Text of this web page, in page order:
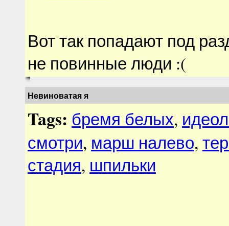
Вот так попадают под
не повинные люди :(
Невиноватая я
Tags: бремя белых,
смотри, марш налево,
стадия, шпильки